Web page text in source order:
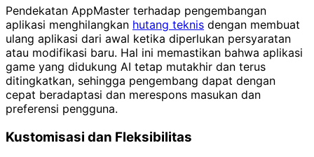
Pendekatan AppMaster terhadap pengembangan
aplikasi menghilangkan hutang teknis dengan membuat
ulang aplikasi dari awal ketika diperlukan persyaratan
atau modifikasi baru. Hal ini memastikan bahwa aplikasi
game yang didukung AI tetap mutakhir dan terus
ditingkatkan, sehingga pengembang dapat dengan
cepat beradaptasi dan merespons masukan dan
preferensi pengguna.
Kustomisasi dan Fleksibilitas